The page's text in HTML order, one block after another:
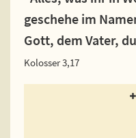
geschehe im
Gott, dem Vater,
Kolosser 3,17